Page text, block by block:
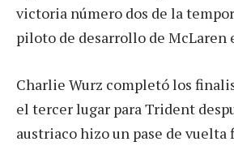
victoria número dos de la
piloto de desarrollo de McLaren
Charlie Wurz completó los
el tercer lugar para Trident
austriaco hizo un pase de vuelta